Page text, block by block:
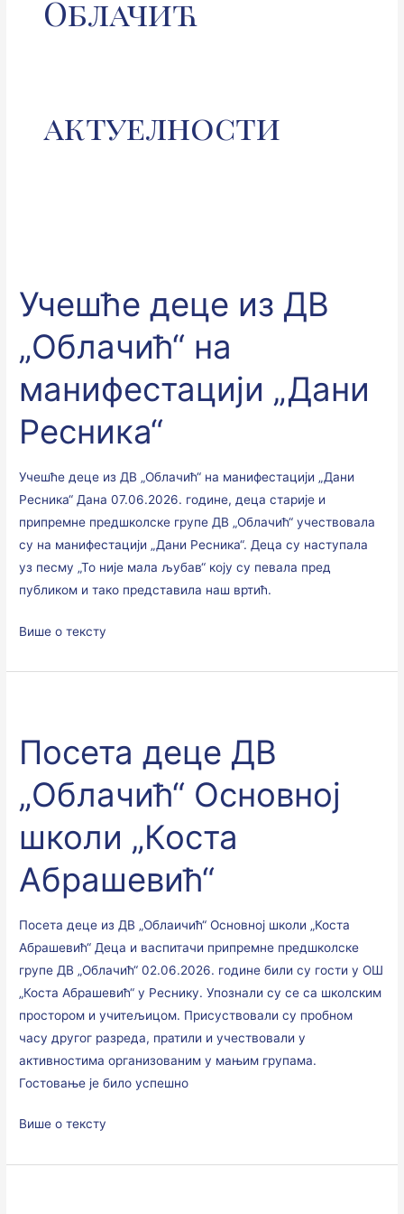
Облачић
актуелности
Учешће деце из ДВ
„Облачић“ на
манифестацији „Дани
Ресника“
Учешће деце из ДВ „Облачић“ на манифестацији „Дани
Ресника“ Дана 07.06.2026. године, деца старије и
припремне предшколске групе ДВ „Облачић“ учествовала
су на манифестацији „Дани Ресника“. Деца су наступала
уз песму „То није мала љубав“ коју су певала пред
публиком и тако представила наш вртић.
из
ДВ
„Облачић“
на
манифестацији
Ресника“
Више о тексту
Посета деце ДВ
„Облачић“ Основној
школи „Коста
Абрашевић“
Посета деце из ДВ „Облаичић“ Основној школи „Коста
Абрашевић“ Деца и васпитачи припремне предшколске
групе ДВ „Облачић“ 02.06.2026. године били су гости у ОШ
„Коста Абрашевић“ у Реснику. Упознали су се са школским
простором и учитељицом. Присуствовали су пробном
часу другог разреда, пратили и учествовали у
активностима организованим у мањим групама.
Гостовање је било успешно
ДВ
„Облачић“
Основној
школи
„Коста
Више о тексту